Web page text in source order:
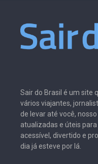
Sair do Brasil é um site
vários viajantes,
de levar até você,
atualizadas e úteis
acessível, divertido e
dia já esteve por lá.